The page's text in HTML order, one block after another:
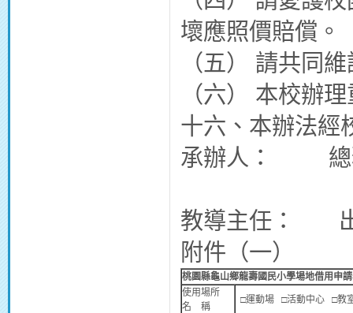
壞應照價賠償。
（五） 請共同
（六） 本校辦
十六、本辦法經
承辦人： 總
教導主任
附件（一）
桃園縣龜山鄉龍壽國民小學場地借用申
使用場所
名 稱
□運動場 □活動中心 □教